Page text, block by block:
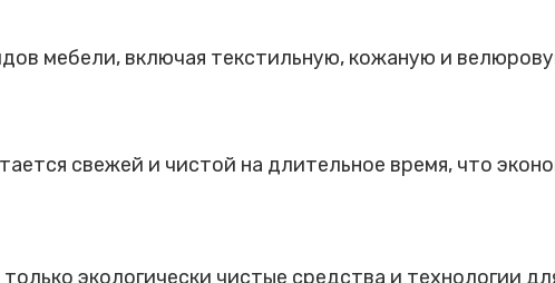
мебели, включая текстильную, кожаную и
свежей и чистой на длительное время, что
экологически чистые средства и технологии